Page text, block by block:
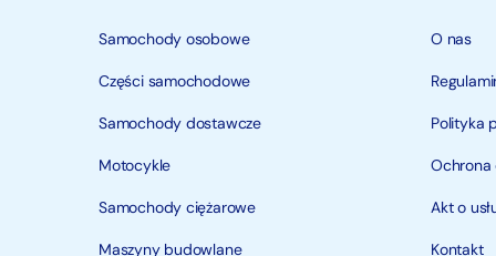
Samochody osobowe
Części samochodowe
Samochody dostawcze
Motocykle
Samochody ciężarowe
Maszyny budowlane
O nas
Polityka
Ochrona
Akt o
Kontakt